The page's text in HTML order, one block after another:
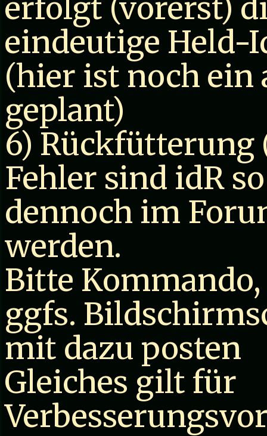
erfolgt (vorerst)
eindeutige Held-
(hier ist noch ein
geplant)
6) Rückfütterung
Fehler sind idR
dennoch im
werden.
Bitte
ggfs.
mit dazu posten
Gleiches gilt für